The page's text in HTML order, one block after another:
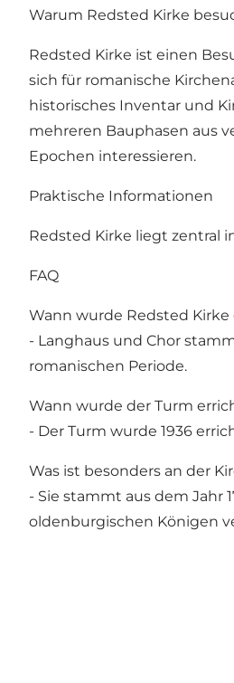
Warum Redsted Kirke
Redsted Kirke ist einen
sich für romanische
historisches Inventar und
mehreren Bauphasen aus
Epochen interessieren.
Praktische Informationen
Redsted Kirke liegt zentral
FAQ
Wann wurde Redsted Kirke
- Langhaus und Chor
romanischen Periode.
Wann wurde der Turm
- Der Turm wurde 1936
Was ist besonders an der
- Sie stammt aus dem Jahr
oldenburgischen Königen